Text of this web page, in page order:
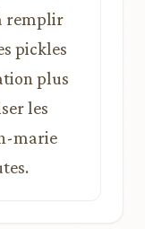
remplir
pickles
plus
les
marie